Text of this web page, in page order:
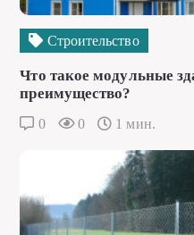
Строительство
Что такое модульные
преимущество?
0 0 1 мин.